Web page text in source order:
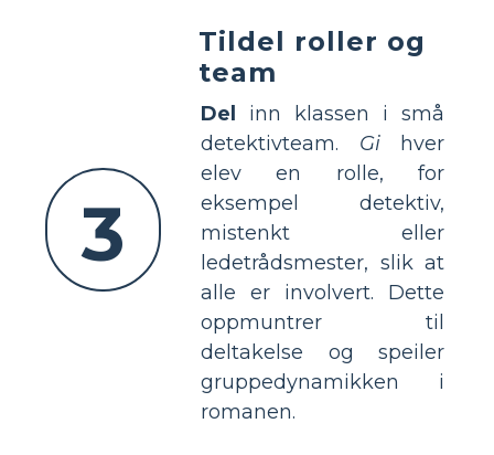
3
Tildel roller og
team
Del
inn klassen i små
detektivteam. Gihver
elev en rolle, for
eksempel detektiv,
mistenkt eller
ledetrådsmester, slik at
alle er involvert. Dette
oppmuntrer til
deltakelse og speiler
gruppedynamikken i
romanen.